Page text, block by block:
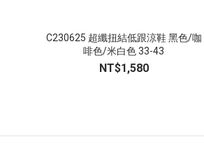
C230625 超纖扭結低跟涼鞋 黑色/咖
啡色/米白色 33-43
NT$1,580